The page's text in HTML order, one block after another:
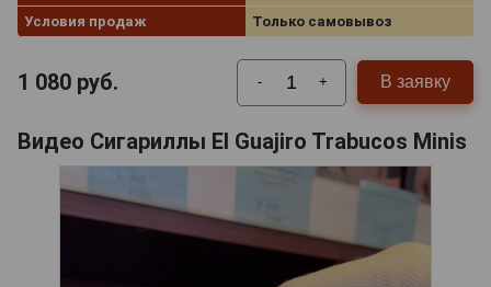
Условия продаж
Только самовывоз
1 080 руб. - + В заявку
Видео Сигариллы El Guajiro Trabucos Minis